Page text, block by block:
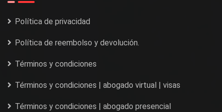
Política de privacidad
Política de reembolso y devolución.
Términos y condiciones
Términos y condiciones | abogado virtual | visas
Términos y condiciones | abogado presencial